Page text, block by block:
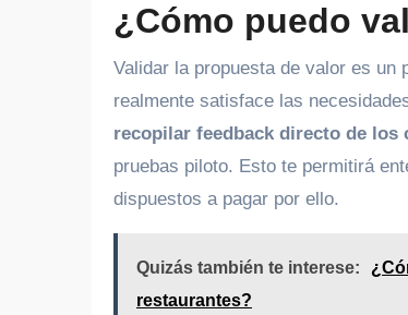
¿Cómo puedo
Validar la propuesta de valor es un
realmente satisface las
recopilar feedback directo de los
pruebas piloto. Esto te permitirá
dispuestos a pagar por ello.
Quizás también te interese:
restaurantes?